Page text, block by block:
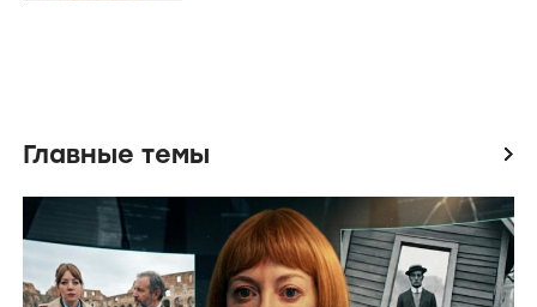
Главные темы icon